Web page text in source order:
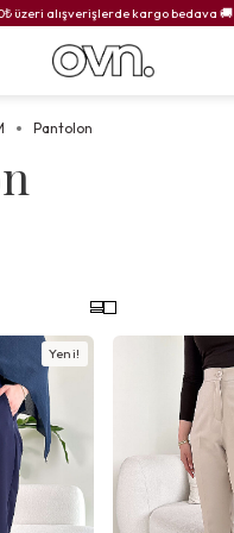
üzeri alışverişlerde kargo bedava 🚚
Pantolon
Yeni!